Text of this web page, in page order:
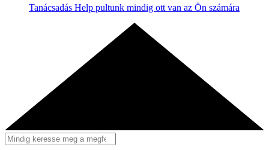
Tanácsadás Help pultunk mindig ott van az Ön számára